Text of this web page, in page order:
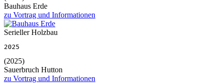
Bauhaus Erde
zu Vortrag und Informationen
Serieller Holzbau
2025
(2025)
Sauerbruch Hutton
zu Vortrag und Informationen